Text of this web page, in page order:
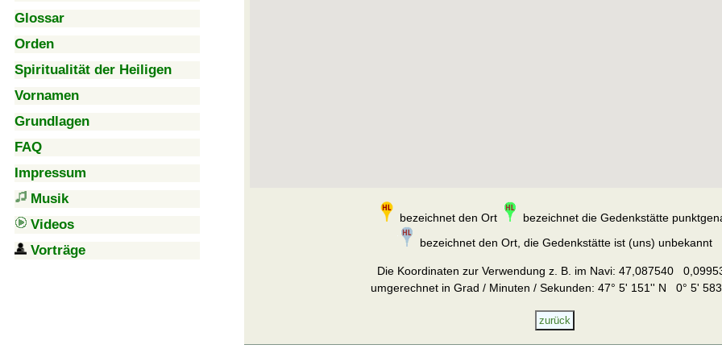
Glossar
Orden
Spiritualität der Heiligen
Vornamen
Grundlagen
FAQ
Impressum
Musik
Videos
Vorträge
bezeichnet den Ort
bezeichnet die Gedenkstätte
bezeichnet den Ort, die Gedenkstätte ist (uns) unbekannt
Die Koordinaten zur Verwendung z. B. im Navi: 47,087540
umgerechnet in Grad / Minuten / Sekunden: 47° 5' 151'' N 0° 5'